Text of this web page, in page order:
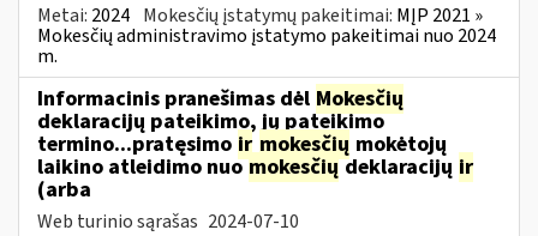
Metai: 2024 Mokesčių įstatymų pakeitimai: MĮP 2021 »
Mokesčių administravimo įstatymo pakeitimai nuo 2024
m.
Informacinis pranešimas dėl Mokesčių
deklaracijų pateikimo, jų pateikimo
termino...pratęsimo ir mokesčių mokėtojų
laikino atleidimo nuomokesčiųdeklaracijų ir
(arba
Web turinio sąrašas 2024-07-10